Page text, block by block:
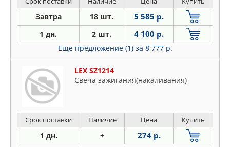
Завтра 18 шт. 5 585 р.
1 дн. 2 шт. 4 100 р.
Еще предложение (1) за 8 777 р.
LEX SZ1214
Свеча зажигания(накаливания)
Срок поставки Наличие Цена Купить
1 дн. + 274 р.